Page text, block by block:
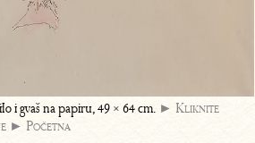
i gvaš na papiru, 49 × 64 cm. ► Kliknite
► Početna